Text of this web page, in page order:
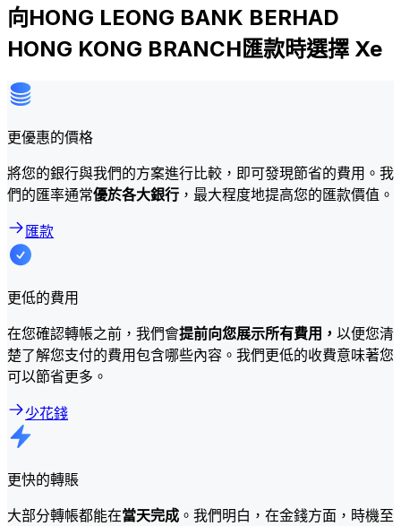
向HONG LEONG BANK BERHAD
HONG KONG BRANCH匯款時選擇 Xe
更優惠的價格
將您的銀行與我們的方案進行比較，即可發現節省的費用。我
們的匯率通常優於各大銀行 ，最大程度地提高您的匯款價值。
匯款
更低的費用
在您確認轉帳之前，我們會提前向您展示所有費用， 以便您清
楚了解您支付的費用包含哪些內容。我們更低的收費意味著您
可以節省更多。
少花錢
更快的轉賬
大部分轉帳都能在當天完成 。我們明白，在金錢方面，時機至